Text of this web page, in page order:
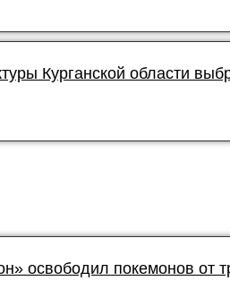
Курганской области
освободил покемонов от